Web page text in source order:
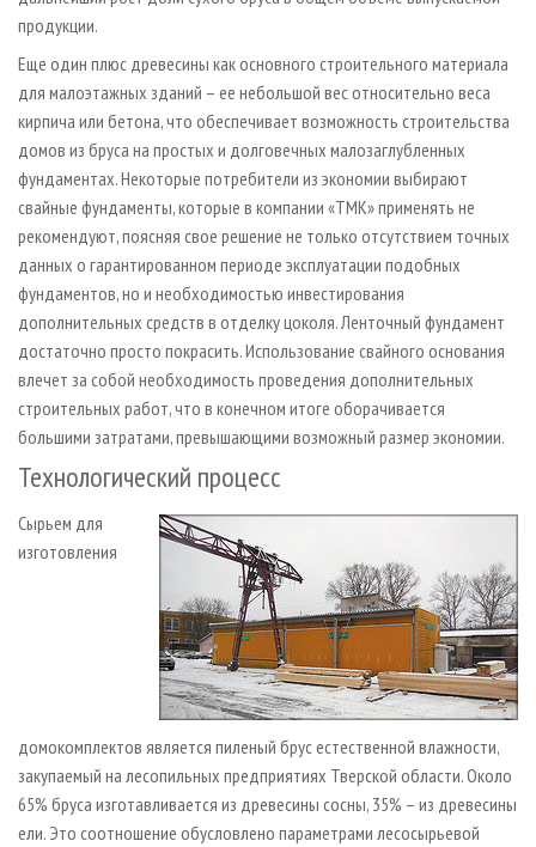
продукции.
Еще один плюс древесины как основного строительного материала
для малоэтажных зданий – ее небольшой вес относительно веса
кирпича или бетона, что обеспечивает возможность строительства
домов из бруса на простых и долговечных малозаглубленных
фундаментах. Некоторые потребители из экономии выбирают
свайные фундаменты, которые в компании «ТМК» применять не
рекомендуют, поясняя свое решение не только отсутствием точных
данных о гарантированном периоде эксплуатации подобных
фундаментов, но и необходимостью инвестирования
дополнительных средств в отделку цоколя. Ленточный фундамент
достаточно просто покрасить. Использование свайного основания
влечет за собой необходимость проведения дополнительных
строительных работ, что в конечном итоге оборачивается
большими затратами, превышающими возможный размер экономии.
Технологический процесс
Сырьем для
изготовления
домокомплектов является пиленый брус естественной влажности,
закупаемый на лесопильных предприятиях Тверской области. Около
65% бруса изготавливается из древесины сосны, 35% – из древесины
ели. Это соотношение обусловлено параметрами лесосырьевой